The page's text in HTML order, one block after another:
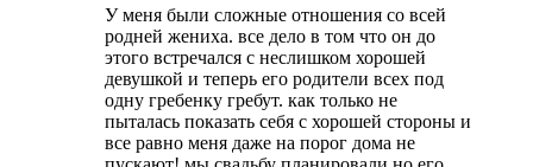
У меня были сложные отношения со всей
родней жениха. все дело в том что он до
этого встречался с неслишком хорошей
девушкой и теперь его родители всех под
одну гребенку гребут. как только не
пыталась показать себя с хорошей стороны и
все равно меня даже на порог дома не